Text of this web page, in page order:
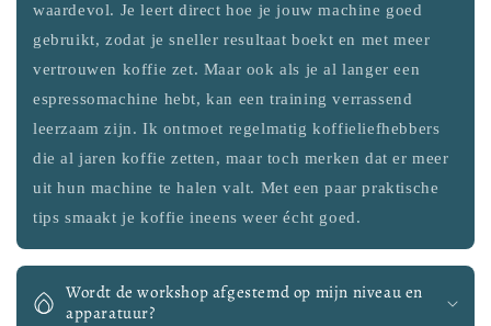
waardevol. Je leert direct hoe je jouw machine goed
gebruikt, zodat je sneller resultaat boekt en met meer
vertrouwen koffie zet. Maar ook als je al langer een
espressomachine hebt, kan een training verrassend
leerzaam zijn. Ik ontmoet regelmatig koffieliefhebbers
die al jaren koffie zetten, maar toch merken dat er meer
uit hun machine te halen valt. Met een paar praktische
tips smaakt je koffie ineens weer écht goed.
Wordt de workshop afgestemd op mijn niveau en
apparatuur?